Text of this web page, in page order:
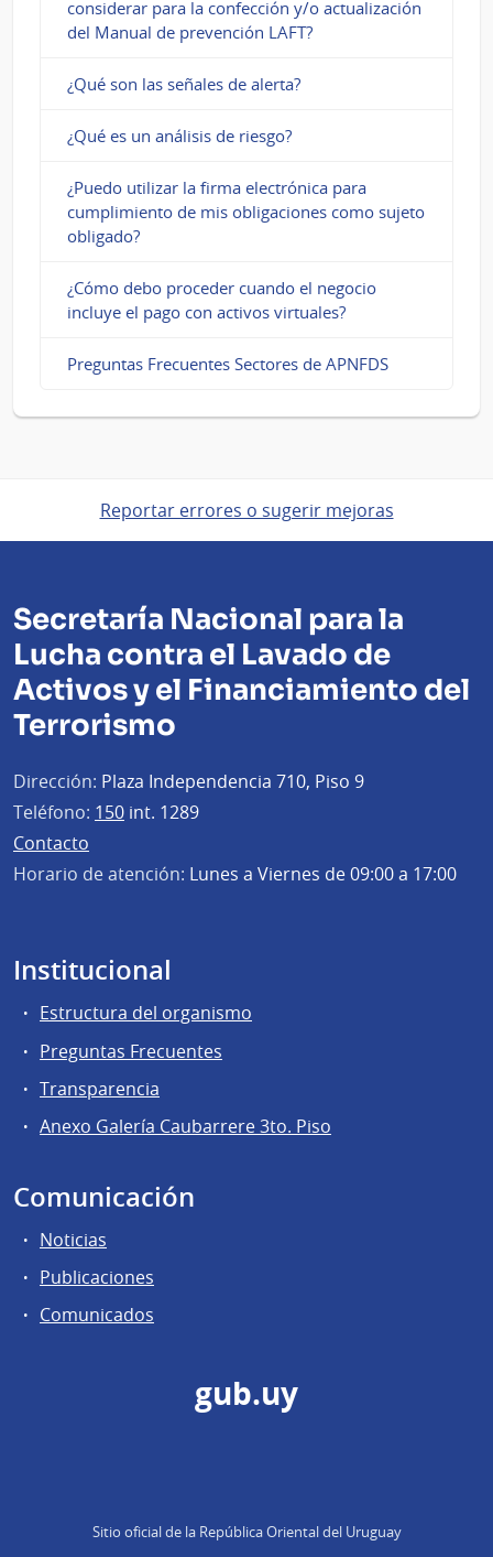
considerar para la confección y/o actualización
del Manual de prevención LAFT?
¿Qué son las señales de alerta?
¿Qué es un análisis de riesgo?
¿Puedo utilizar la firma electrónica para
cumplimiento de mis obligaciones como sujeto
obligado?
¿Cómo debo proceder cuando el negocio
incluye el pago con activos virtuales?
Preguntas Frecuentes Sectores de APNFDS
Reportar errores o sugerir mejoras
Secretaría Nacional para la
Lucha contra el Lavado de
Activos y el Financiamiento del
Terrorismo
Dirección: Plaza Independencia 710, Piso 9
Teléfono: 150 int. 1289
Contacto
Horario de atención: Lunes a Viernes de 09:00 a 17:00
Institucional
Estructura del organismo
Preguntas Frecuentes
Transparencia
Anexo Galería Caubarrere 3to. Piso
Comunicación
Noticias
Publicaciones
Comunicados
gub.uy
Sitio oficial de la República Oriental del Uruguay